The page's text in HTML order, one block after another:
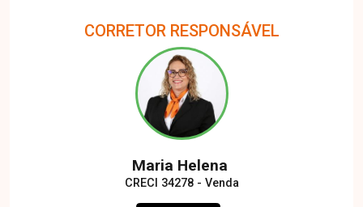
CORRETOR RESPONSÁVEL
Maria Helena
CRECI 34278 - Venda